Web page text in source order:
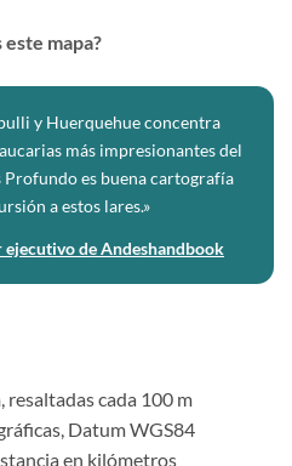
mapa?
y Huerquehue concentra
más impresionantes del
Profundo es buena cartografía
a estos lares.»
de Andeshandbook
resaltadas cada 100 m
Datum WGS84
en kilómetros